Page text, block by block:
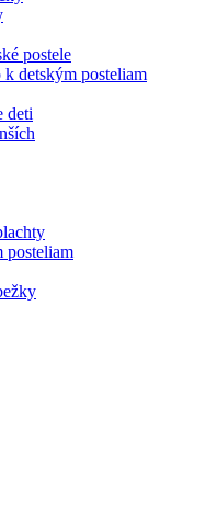
postele
k detským posteliam
deti
posteliam